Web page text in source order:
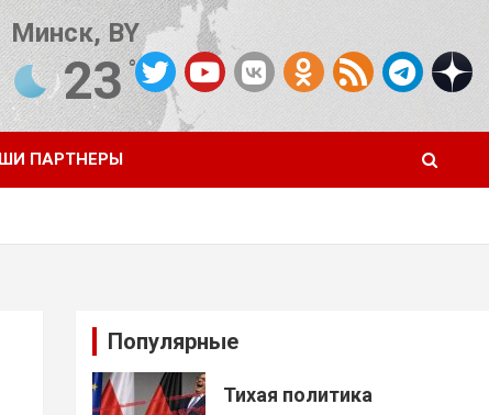
Минск, BY
23°C
от OpenWeatherMap
ПАРТНЕРЫ
Популярные
Тихая политика